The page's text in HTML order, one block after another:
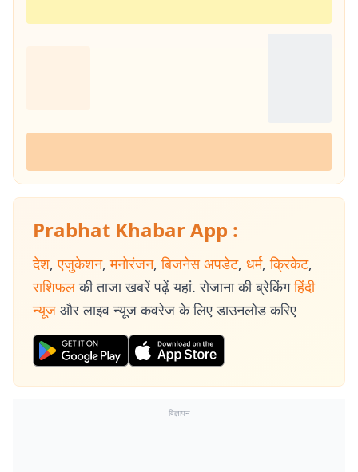
Prabhat Khabar App :
देश, एजुकेशन, मनोरंजन, बिजनेस अपडेट, धर्म, क्रिकेट,
राशिफल की ताजा खबरें पढ़ें यहां. रोजाना की ब्रेकिंग हिंदी
न्यूज और लाइव न्यूज कवरेज के लिए डाउनलोड करिए
विज्ञापन